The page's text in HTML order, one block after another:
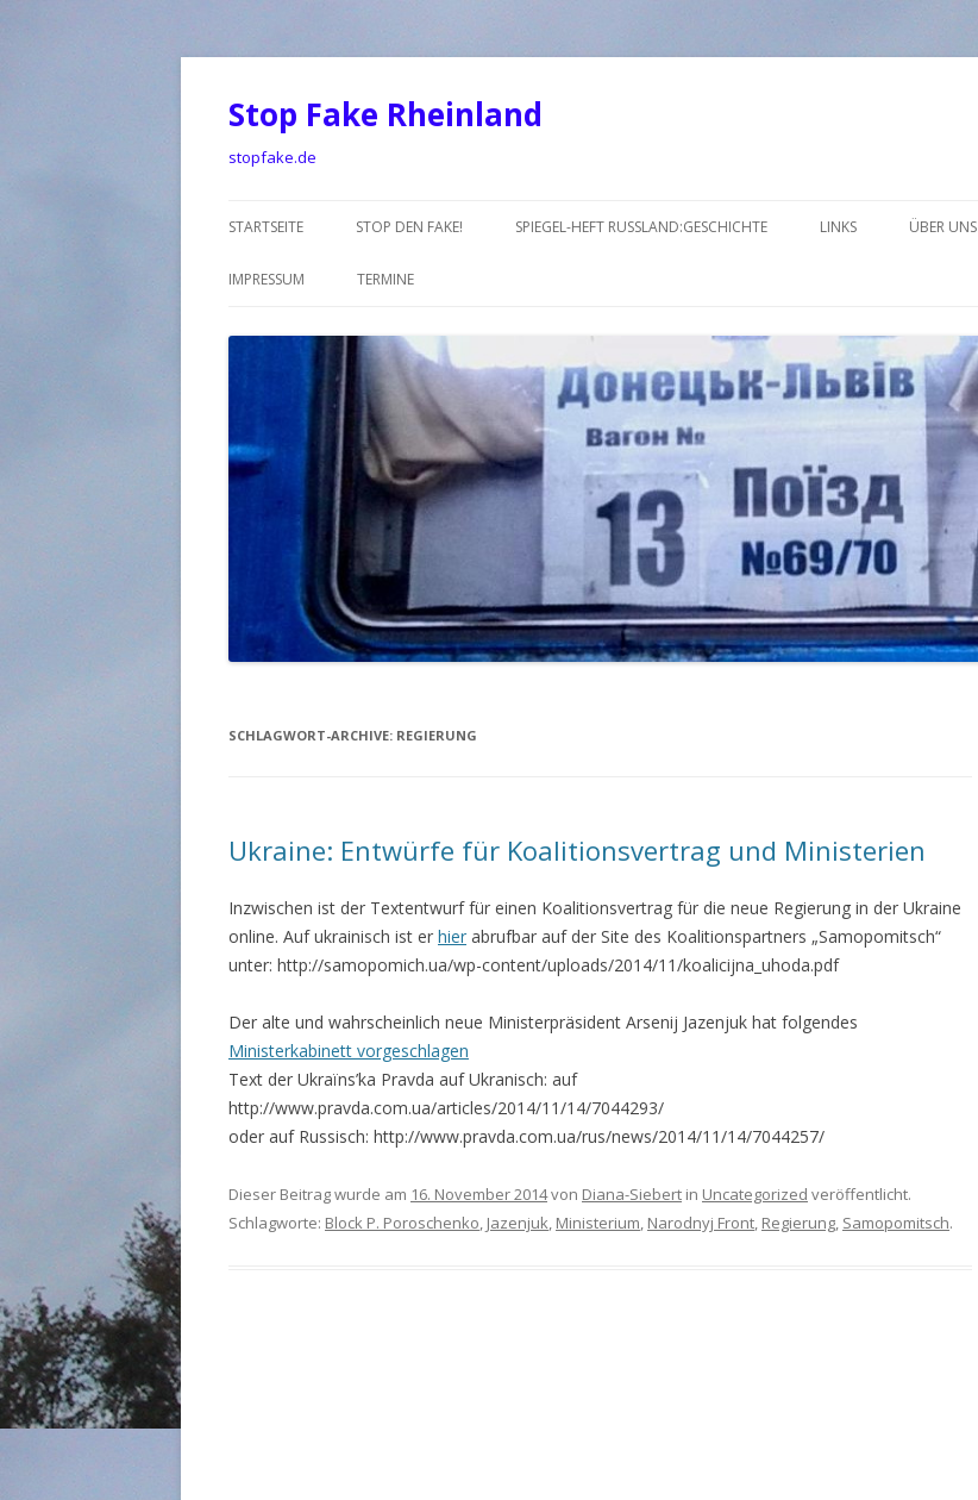
Stop Fake Rheinland
stopfake.de
zum
STARTSEITE STOP DEN FAKE! SPIEGEL-HEFT RUSSLAND:GESCHICHTE LINKS
LINKS_2018-1NEU
LINKS_2017-1
LINKS_2016-2
LINKS_2016-1
LINKS_2015-2
LINKS_2015-1
ÜBER UNS
IMPRESSUM TERMINE
SCHLAGWORT-ARCHIVE: REGIERUNG
Ukraine: Entwürfe für Koalitionsvertrag und Ministerien
Inzwischen ist der Textentwurf für einen Koalitionsvertrag für die neue Regierung in der Ukraine
online. Auf ukrainisch ist er hier abrufbar auf der Site des Koalitionspartners „Samopomitsch“
unter: http://samopomich.ua/wp-content/uploads/2014/11/koalicijna_uhoda.pdf
Der alte und wahrscheinlich neue Ministerpräsident Arsenij Jazenjuk hat folgendes
Ministerkabinett vorgeschlagen
Text der Ukraïns’ka Pravda auf Ukranisch: auf
http://www.pravda.com.ua/articles/2014/11/14/7044293/
oder auf Russisch: http://www.pravda.com.ua/rus/news/2014/11/14/7044257/
Dieser Beitrag wurde am 16. November 2014von Diana-Siebert in Uncategorized veröffentlicht.
Schlagworte: Block P. Poroschenko, Jazenjuk, Ministerium, Narodnyj Front, Regierung, Samopomitsch.